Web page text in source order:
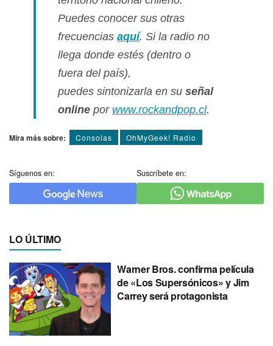
Puedes conocer sus otras
frecuencias aquí­. Si la radio no
llega donde estés (dentro o
fuera del paí­s),
puedes sintonizarla en su señal
online por www.rockandpop.cl.
Mira más sobre: Consolas OhMyGeek! Radio
Síguenos en: Suscríbete en:
LO ÚLTIMO
Warner Bros. confirma película
de «Los Supersónicos» y Jim
Carrey será protagonista